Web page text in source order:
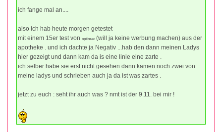
ich fange mal an....
also ich hab heute morgen getestet
mit einem 15er test von optimac (will ja keine werbung machen) aus der
apotheke . und ich dachte ja Negativ ...hab den dann meinen Ladys
hier gezeigt und dann kam da is eine linie eine zarte .
ich selber habe sie erst nicht gesehen dann kamen noch zwei von
meine ladys und schrieben auch ja da ist was zartes .
jetzt zu euch : seht ihr auch was ? nmt ist der 9.11. bei mir !